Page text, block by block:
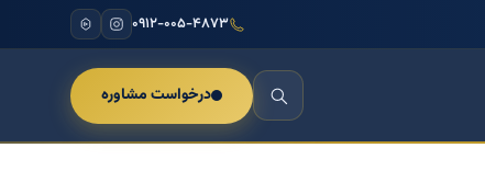
۰۹۱۲-۰۰۵-۴۸۷۳
درخواست مشاوره